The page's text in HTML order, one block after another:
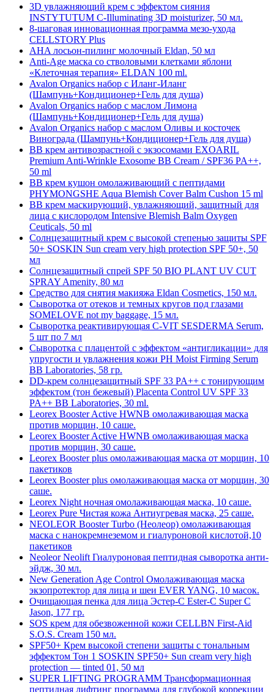
3D увлажняющий крем с эффектом сияния
INSTYTUTUM C-Illuminating 3D moisturizer, 50 мл.
8-шаговая инновационная программа мезо-ухода
CELLSTORY Plus
AHA лосьон-пилинг молочный Eldan, 50 мл
Anti-Age маска со стволовыми клетками яблони
«Клеточная терапия» ELDAN 100 ml.
Avalon Organics набор с Иланг-Иланг
(Шампунь+Кондиционер+Гель для душа)
Avalon Organics набор с маслом Лимона
(Шампунь+Кондиционер+Гель для душа)
Avalon Organics набор с маслом Оливы и косточек
Винограда (Шампунь+Кондиционер+Гель для душа)
BB крем антивозрастной с экзосомами EXOARIL
Premium Anti-Wrinkle Exosome BB Cream / SPF36 PA++,
50 ml
BB крем кушон омолаживающий с пептидами
PHYMONGSHE Aqua Blemish Cover Balm Cushon 15 ml
BB крем маскирующий, увлажняющий, защитный для
лица с кислородом Intensive Blemish Balm Oxygen
Ceuticals, 50 ml
Cолнцезащитный крем с высокой степенью защиты SPF
50+ SOSKIN Sun cream very high protection SPF 50+, 50
мл
Cолнцезащитный спрей SPF 50 BIO PLANT UV CUT
SPRAY Amenity, 80 мл
Cредство для снятия макияжа Eldan Cosmetics, 150 мл.
Cыворотка от отеков и темных кругов под глазами
SOMELOVE not my baggage, 15 мл.
Cыворотка реактивирующая C-VIT SESDERMA Serum,
5 шт по 7 мл
Cыворотка с плацентой с эффектом «антигликации» для
упругости и увлажнения кожи PH Moist Firming Serum
BB Laboratories, 58 гр.
DD-крем солнцезащитный SPF 33 PA++ с тонирующим
эффектом (тон бежевый) Placenta Control UV SPF 33
PA++ BB Laboratories, 30 ml.
Leorex Booster Active HWNB омолаживающая маска
против морщин, 10 саше.
Leorex Booster Active HWNB омолаживающая маска
против морщин, 30 саше.
Leorex Booster plus омолаживающая маска от морщин, 10
пакетиков
Leorex Booster plus омолаживающая маска от морщин, 30
саше.
Leorex Night ночная омолаживающая маска, 10 саше.
Leorex Pure Чистая кожа Антиугревая маска, 25 саше.
NEOLEOR Booster Turbo (Неолеор) омолаживающая
маска с нанокремнеземом и гиалуроновой кислотой,10
пакетиков
Neoleor Neolift Гиалуроновая пептидная сыворотка анти-
эйдж, 30 мл.
New Generation Age Control Омолаживающая маска
экзопротектор для лица и шеи EVER YANG, 10 масок.
Oчищающая пенка для лица Эстер-С Ester-C Super C
Jason, 177 гр.
SOS крем для обезвоженной кожи CELLBN First-Aid
S.O.S. Cream 150 мл.
SPF50+ Крем высокой степени защиты с тональным
эффектом Тон 1 SOSKIN SPF50+ Sun cream very high
protection — tinted 01, 50 мл
SUPER LIFTING PROGRAMM Трансформационная
пептидная лифтинг программа для глубокой коррекции